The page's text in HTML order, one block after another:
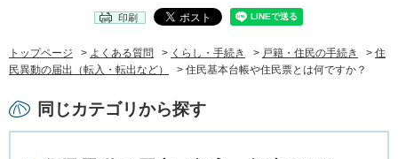
印刷
トップページ > よくある質問 > くらし・手続き > 戸籍・住民の手続き > 住
民異動の届出（転入・転出など）
> 住民基本台帳や住民票とは何ですか？
同じカテゴリから探す